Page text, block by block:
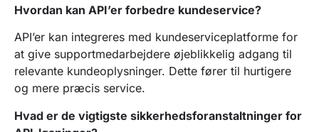
Hvordan kan API’er forbedre kundeservice?
API’er kan integreres med kundeserviceplatforme for
at give supportmedarbejdere øjeblikkelig adgang til
relevante kundeoplysninger. Dette fører til hurtigere
og mere præcis service.
Hvad er de vigtigste sikkerhedsforanstaltninger for